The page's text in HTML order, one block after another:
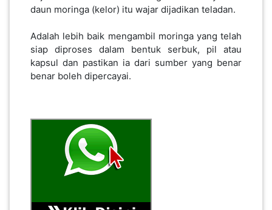
benar boleh dipercayai.
SARAWAK(2)
JOHOR(8)
MELAKA(53)
KUALA